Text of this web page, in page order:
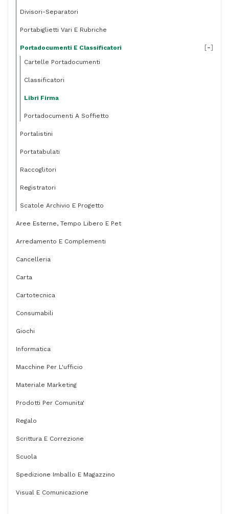
Divisori-Separatori
Portabiglietti Vari E Rubriche
Portadocumenti E Classificatori
Cartelle Portadocumenti
Classificatori
Libri Firma
Portadocumenti A Soffietto
[-]
Portalistini
Portatabulati
Raccoglitori
Registratori
Scatole Archivio E Progetto
Aree Esterne, Tempo Libero E Pet
Arredamento E Complementi
Cancelleria
Carta
Cartotecnica
Consumabili
Giochi
Informatica
Macchine Per L'ufficio
Materiale Marketing
Prodotti Per Comunita'
Regalo
Scrittura E Correzione
Scuola
Spedizione Imballo E Magazzino
Visual E Comunicazione